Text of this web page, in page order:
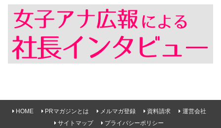
HOME PRマガジンとは メルマガ登録 資料請求
運営会社
サイトマップ
プライバシーポリシー